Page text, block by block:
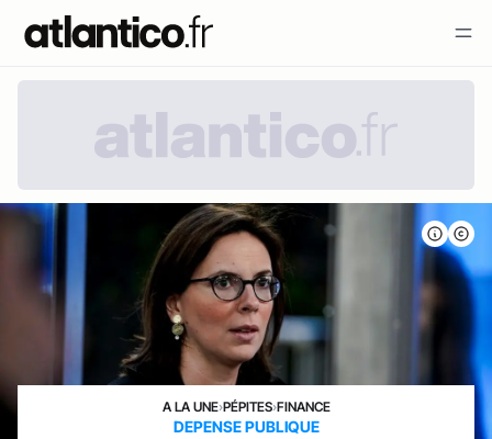
A LA UNE›PÉPITES›FINANCE
DEPENSE PUBLIQUE